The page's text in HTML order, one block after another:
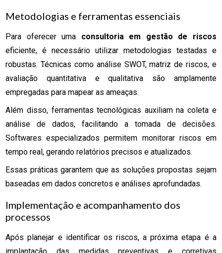
Metodologias e ferramentas essenciais
Para oferecer uma consultoria em gestão de riscos
eficiente, é necessário utilizar metodologias testadas e
robustas. Técnicas como análise SWOT, matriz de riscos, e
avaliação quantitativa e qualitativa são amplamente
empregadas para mapear as ameaças.
Além disso, ferramentas tecnológicas auxiliam na coleta e
análise de dados, facilitando a tomada de decisões.
Softwares especializados permitem monitorar riscos em
tempo real, gerando relatórios precisos e atualizados.
Essas práticas garantem que as soluções propostas sejam
baseadas em dados concretos e análises aprofundadas.
Implementação e acompanhamento dos
processos
Após planejar e identificar os riscos, a próxima etapa é a